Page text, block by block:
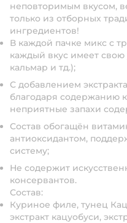
неповторимым вкусом,
только из отборных
ингредиентов!
В каждой пачке микс с
каждый вкус имеет
кальмар и тд.);
С добавлением
благодаря содержанию
неприятные запахи
Состав обогащён
антиоксидантом,
систему;
Не содержит
консервантов.
Состав:
Куриное филе, тунец
экстракт кацуобуси,